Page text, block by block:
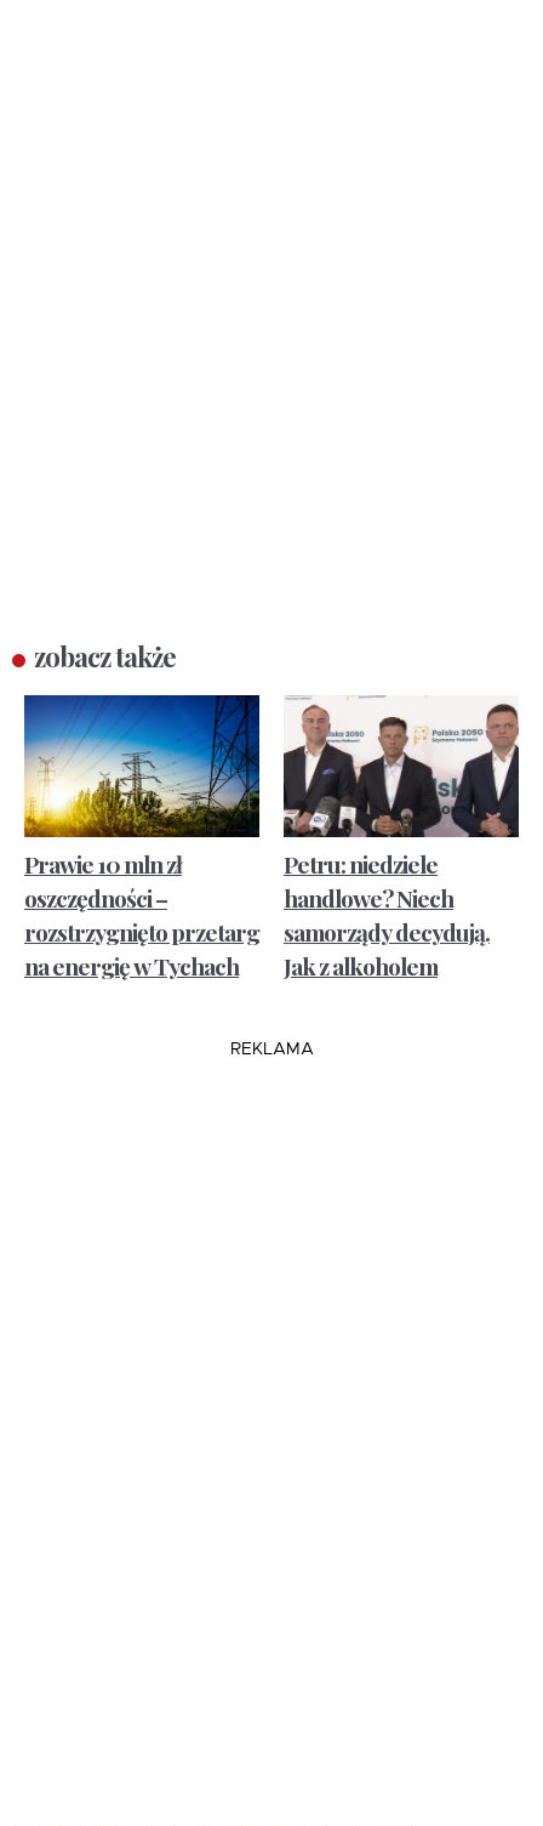
zobacz także
Prawie 10 mln zł
oszczędności –
rozstrzygnięto przetarg
na energię w Tychach
Petru: niedziele
handlowe? Niech
samorządy decydują.
Jak z alkoholem
REKLAMA